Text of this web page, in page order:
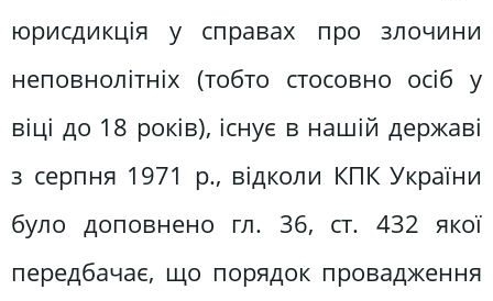
юрисдикція у справах про злочини
неповнолітніх (тобто стосовно осіб у
віці до 18 років), існує в нашій державі
з серпня 1971 р., відколи КПК України
було доповнено гл. 36, ст. 432 якої
передбачає, що порядок провадження